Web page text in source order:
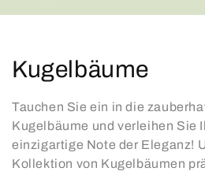
K
a
t
e
Kugelbäume
Tauchen Sie ein in die
Kugelbäume und verleihen Sie
einzigartige Note der Eleganz!
Kollektion von Kugelbäumen